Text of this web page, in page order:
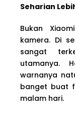
Seharian
Bukan
kamera. Di
sangat
utamanya.
warnanya
banget buat
malam hari.